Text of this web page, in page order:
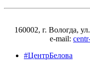
160002, г. Вологда,
e-mail:
#ЦентрБелова